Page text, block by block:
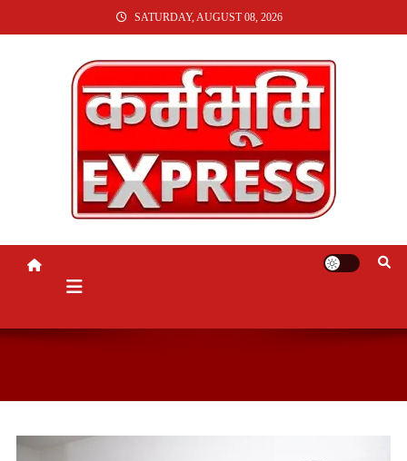
TO
SATURDAY, AUGUST 08, 2026
KARMABHUMI EXPRESS